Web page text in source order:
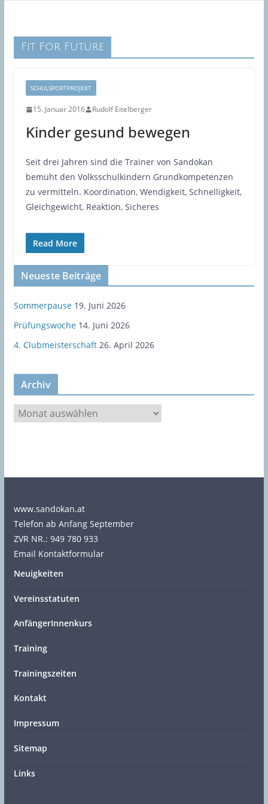
Fit For Future
SCHULSPORTPROJEKT
15. Januar 2016 Rudolf Eitelberger
Kinder gesund bewegen
Seit drei Jahren sind die Trainer von Sandokan
bemüht den Volksschulkindern Grundkompetenzen
zu vermitteln. Koordination, Wendigkeit, Schnelligkeit,
Gleichgewicht, Reaktion, Sicheres
Read More
Neueste Beiträge
Sommerpause 19. Juni 2026
Prüfungswoche 14. Juni 2026
4. Clubmeisterschaft 26. April 2026
Archiv
www.sandokan.at
Telefon ab Anfang September
ZVR NR.: 949 780 933
Email Kontaktformular
Neuigkeiten
Vereinsstatuten
AnfängerInnenkurs
Training
Trainingszeiten
Kontakt
Impressum
Sitemap
Links